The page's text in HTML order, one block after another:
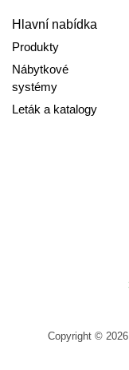
Hlavní nabídka
Produkty
Nábytkové
systémy
Leták a katalogy
Copyright © 2026